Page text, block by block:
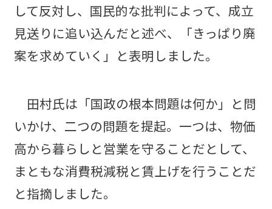
して反対し、国民的な批判によって、成立
見送りに追い込んだと述べ、「きっぱり廃
案を求めていく」と表明しました。
田村氏は「国政の根本問題は何か」と問
いかけ、二つの問題を提起。一つは、物価
高から暮らしと営業を守ることだとして、
まともな消費税減税と賃上げを行うことだ
と指摘しました。